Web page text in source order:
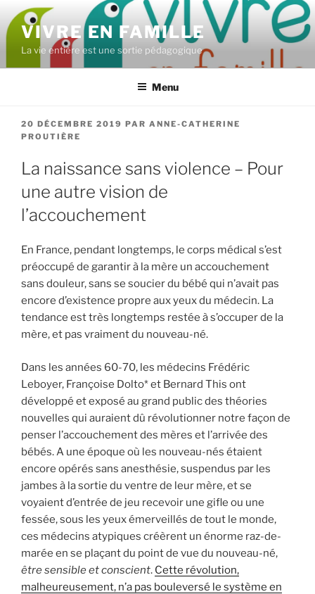
Aller
au
contenuVIVRE EN FAMILLE
La vie entière est une sortie pédagogique
Menu
PUBLIÉ
LE
20 DÉCEMBRE 2019 PAR ANNE-CATHERINE
PROUTIÈRE
La naissance sans violence – Pour
une autre vision de
l’accouchement
En France, pendant longtemps, le corps médical s’est
préoccupé de garantir à la mère un accouchement
sans douleur, sans se soucier du bébé qui n’avait pas
encore d’existence propre aux yeux du médecin. La
tendance est très longtemps restée à s’occuper de la
mère, et pas vraiment du nouveau-né.
Dans les années 60-70, les médecins Frédéric
Leboyer, Françoise Dolto* et Bernard This ont
développé et exposé au grand public des théories
nouvelles qui auraient dû révolutionner notre façon de
penser l’accouchement des mères et l’arrivée des
bébés. A une époque où les nouveau-nés étaient
encore opérés sans anesthésie, suspendus par les
jambes à la sortie du ventre de leur mère, et se
voyaient d’entrée de jeu recevoir une gifle ou une
fessée, sous les yeux émerveillés de tout le monde,
ces médecins atypiques créèrent un énorme raz-de-
marée en se plaçant du point de vue du nouveau-né,
être sensible et conscient. Cette révolution,
malheureusement, n’a pas bouleversé le système en